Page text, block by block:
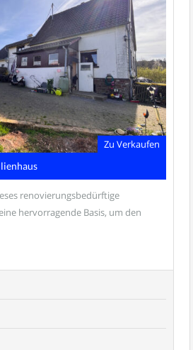
Zu Verkaufen
renovierungsbedürftige
hervorragende Basis, um den